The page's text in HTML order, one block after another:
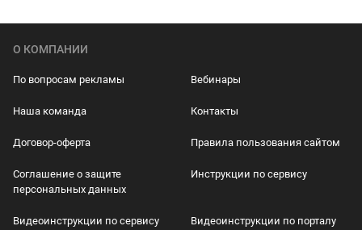
О КОМПАНИИ
По вопросам рекламы Вебинары
Наша команда Контакты
Договор-оферта Правила пользования сайтом
Соглашение о защите
персональных данных
Инструкции по сервису
Видеоинструкции по сервису Видеоинструкции по порталу